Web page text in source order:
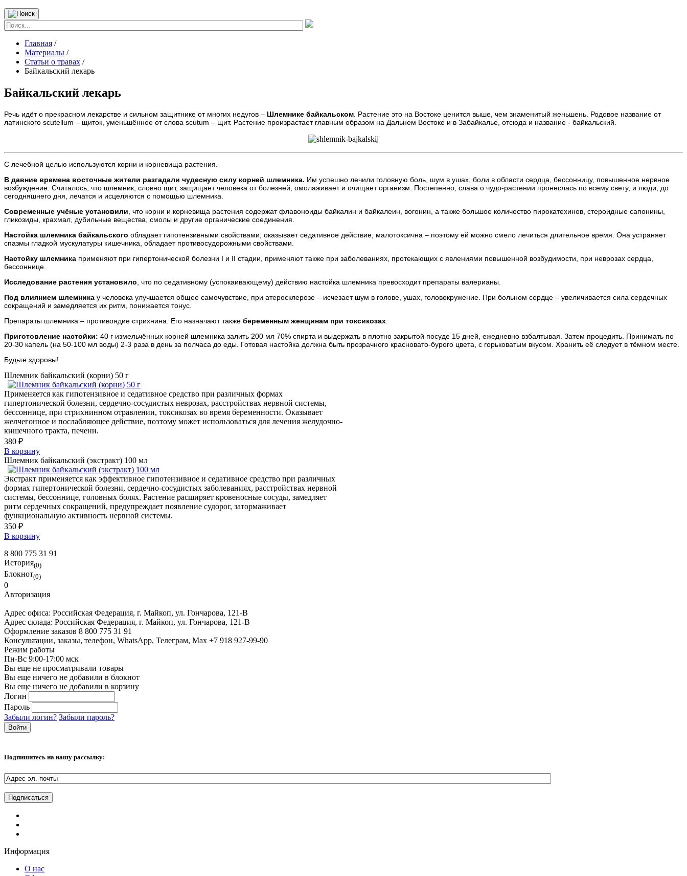
Главная /
Материалы /
Статьи о травах /
Байкальский лекарь
Байкальский лекарь
Речь идёт о прекрасном лекарстве и сильном защитнике от многих недугов – Шлемнике байкальском . Растение это на Востоке ценится выше, чем знаменитый женьшень. Родовое название от
латинского scutellum – щиток, уменьшённое от слова scutum – щит. Растение произрастает главным образом на Дальнем Востоке и в Забайкалье, отсюда и название - байкальский.
С лечебной целью используются корни и корневища растения.
В давние времена восточные жители разгадали чудесную силу корней шлемника. Им успешно лечили головную боль, шум в ушах, боли в области сердца, бессонницу, повышенное нервное
возбуждение. Считалось, что шлемник, словно щит, защищает человека от болезней, омолаживает и очищает организм. Постепенно, слава о чудо-растении пронеслась по всему свету, и люди, до
сегодняшнего дня, лечатся и исцеляются с помощью шлемника.
Современные учёные установили , что корни и корневища растения содержат флавоноиды байкалин и байкалеин, вогонин, а также большое количество пирокатехинов, стероидные сапонины,
гликозиды, крахмал, дубильные вещества, смолы и другие органические соединения.
Настойка шлемника байкальского обладает гипотензивными свойствами, оказывает седативное действие, малотоксична – поэтому ей можно смело лечиться длительное время. Она устраняет
спазмы гладкой мускулатуры кишечника, обладает противосудорожными свойствами.
Настойку шлемника применяют при гипертонической болезни I и II стадии, применяют также при заболеваниях, протекающих с явлениями повышенной возбудимости, при неврозах сердца,
бессоннице.
Исследование растения установило , что по седативному (успокаивающему) действию настойка шлемника превосходит препараты валерианы.
Под влиянием шлемника у человека улучшается общее самочувствие, при атеросклерозе – исчезает шум в голове, ушах, головокружение. При больном сердце – увеличивается сила сердечных
сокращений и замедляется их ритм, понижается тонус.
Препараты шлемника – противоядие стрихнина. Его назначают также беременным женщинам при токсикозах
Приготовление настойки: 40 г измельчённых корней шлемника залить 200 мл 70% спирта и выдержать в плотно закрытой посуде 15 дней, ежедневно взбалтывая. Затем процедить. Принимать по
20-30 капель (на 50-100 мл воды) 2-3 раза в день за полчаса до еды. Готовая настойка должна быть прозрачного красновато-бурого цвета, с горьковатым вкусом. Хранить её следует в тёмном месте.
Будьте здоровы!
Шлемник байкальский (корни) 50 г
Применяется как гипотензивное и седативное средство при различных формах
гипертонической болезни, сердечно-сосудистых неврозах, расстройствах нервной системы,
бессоннице, при стрихнинном отравлении, токсикозах во время беременности. Оказывает
желчегонное и послабляющее действие, поэтому может использоваться для лечения желудочно-
кишечного тракта, печени.
380 ₽
В корзину
Шлемник байкальский (экстракт) 100 мл
Экстракт применяется как эффективное гипотензивное и седативное средство при различных
формах гипертонической болезни, сердечно-сосудистых заболеваниях, расстройствах нервной
системы, бессоннице, головных болях. Растение расширяет кровеносные сосуды, замедляет
ритм сердечных сокращений, предупреждает появление судорог, затормаживает
функциональную активность нервной системы.
350 ₽
В корзину
8 800 775 31 91
История(0)
Блокнот(0)
0
Авторизация
Адрес офиса: Российская Федерация, г. Майкоп, ул. Гончарова, 121-В
Адрес склада: Российская Федерация, г. Майкоп, ул. Гончарова, 121-В
Оформление заказов 8 800 775 31 91
Консультации, заказы, телефон, WhatsApp, Телеграм, Мах +7 918 927-99-90
Режим работы
Пн-Вс 9:00-17:00 мск
Вы еще не просматривали товары
Вы еще ничего не добавили в блокнот
Вы еще ничего не добавили в корзину
Логин
Пароль
Забыли логин? Забыли пароль?
Подпишитесь на нашу рассылку:
Информация
О нас